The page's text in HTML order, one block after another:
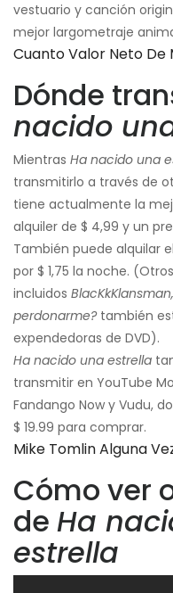
vestuario y canción
mejor largometraje
Cuanto Valor Neto De
Dónde
nacido
Mientras Ha nacido una
transmitirlo a través de
tiene actualmente la
alquiler de $ 4,99 y un
También puede alquilar
por $ 1,75 la noche.
incluidos
perdonarme?también
expendedoras de DVD).
Ha nacido una estrella
transmitir en YouTube
Fandango Now y Vudu,
$ 19.99 para comprar.
Mike Tomlin Alguna
Cómo ver
de Ha
estrella